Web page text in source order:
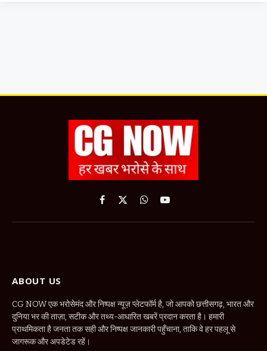
Facebook
X
WhatsApp
YouTube
ABOUT US
CG NOW एक भरोसेमंद और निष्पक्ष न्यूज़ प्लेटफॉर्म है, जो आपको छत्तीसगढ़, भारत और
दुनिया भर की ताज़ा, सटीक और तथ्य-आधारित खबरें प्रदान करता है। हमारी
प्राथमिकता है जनता तक सही और निष्पक्ष जानकारी पहुँचाना, ताकि वे हर पहलू से
जागरूक और अपडेटेड रहें।